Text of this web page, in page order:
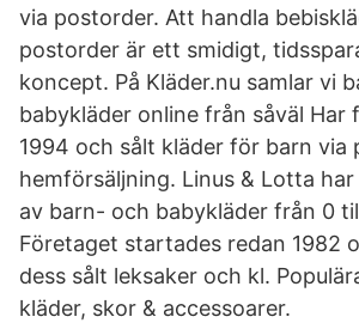
via postorder. Att handla
postorder är ett smidigt,
koncept. På Kläder.nu samlar vi
babykläder online från såväl Har
1994 och sålt kläder för barn via
hemförsäljning. Linus & Lotta
av barn- och babykläder från 0
Företaget startades redan 1982
dess sålt leksaker och kl.
kläder, skor & accessoarer.